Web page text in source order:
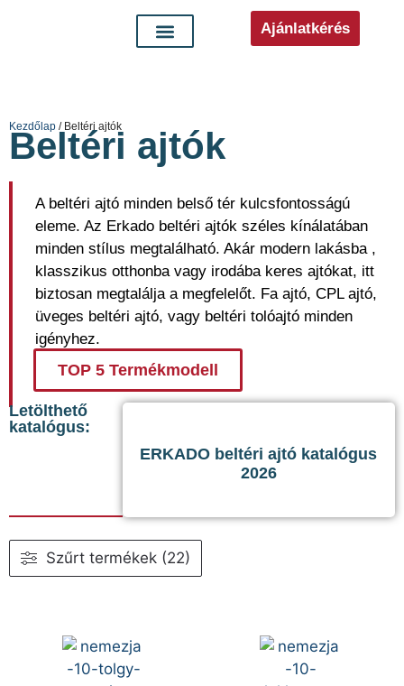
Ajánlatkérés
Kezdőlap / Beltéri ajtók
Beltéri ajtók
A beltéri ajtó minden belső tér kulcsfontosságú
eleme. Az Erkado beltéri ajtók széles kínálatában
minden stílus megtalálható. Akár modern lakásba ,
klasszikus otthonba vagy irodába keres ajtókat, itt
biztosan megtalálja a megfelelőt. Fa ajtó, CPL ajtó,
üveges beltéri ajtó, vagy beltéri tolóajtó minden
igényhez.
TOP 5 Termékmodell
Letölthető
katalógus:
ERKADO beltéri ajtó katalógus
2026
Szűrt termékek (22)